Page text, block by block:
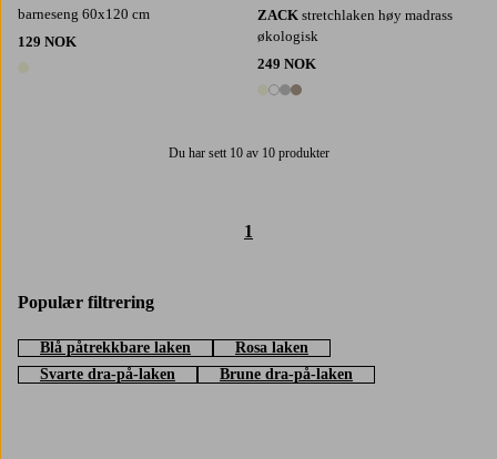
barneseng 60x120 cm
129 NOK
ZACK stretchlaken høy madrass
økologisk
249 NOK
4 farger
Du har sett 10 av 10 produkter
1
Populær filtrering
Blå påtrekkbare laken
Rosa laken
Svarte dra-på-laken
Brune dra-på-laken